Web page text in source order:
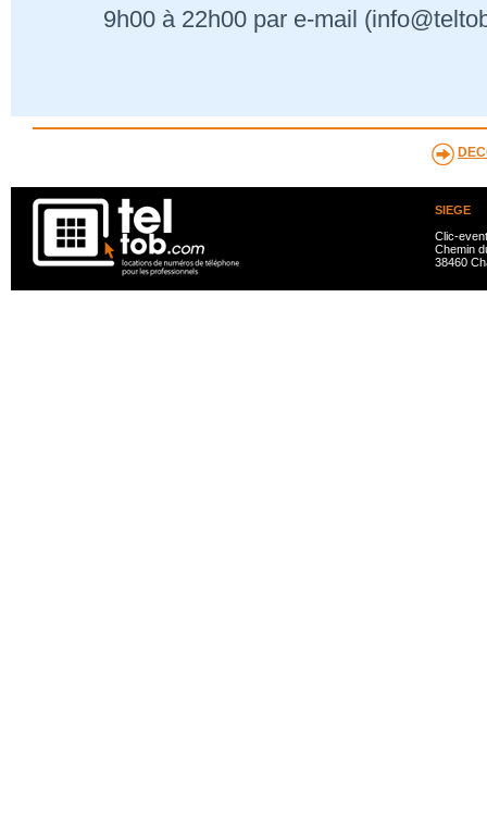
9h00 à 22h00 par e-mail
SIEGE
Clic-
Chemin
38460